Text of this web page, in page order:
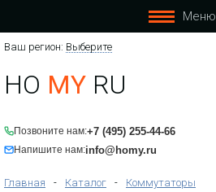
Меню
Ваш регион: Выберите
HO MY RU
Позвоните нам:+7 (495) 255-44-66
Напишите нам:info@homy.ru
Главная - Каталог - Коммутаторы